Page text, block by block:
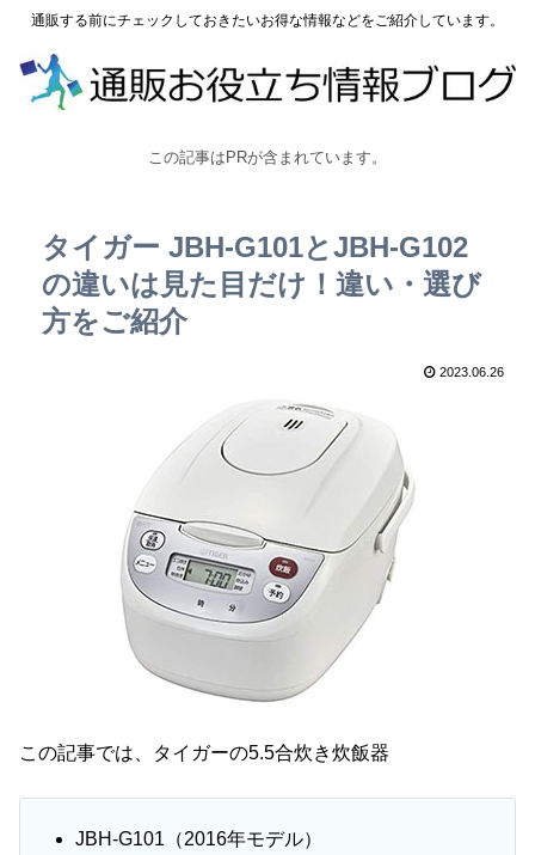
通販する前にチェックしておきたいお得な情報などをご紹介しています。
この記事はPRが含まれています。
タイガー JBH-G101とJBH-G102
の違いは見た目だけ！違い・選び
方をご紹介
2023.06.26
この記事では、タイガーの5.5合炊き炊飯器
JBH-G101（2016年モデル）